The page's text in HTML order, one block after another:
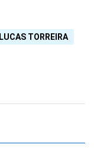
LUCAS TORREIRA